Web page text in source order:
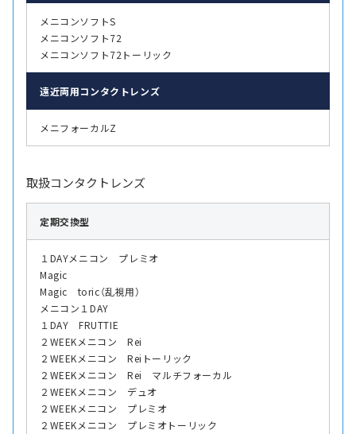
メニコンソフトS
メニコンソフト72
メニコンソフト72トーリック
遠近両用コンタクトレンズ
メニフォーカルZ
取扱コンタクトレンズ
定期交換型
１DAYメニコン プレミオ
Magic
Magic toric（乱視用）
メニコン１DAY
１DAY FRUTTIE
２WEEKメニコン Rei
２WEEKメニコン Reiトーリック
２WEEKメニコン Rei マルチフォーカル
２WEEKメニコン デュオ
２WEEKメニコン プレミオ
２WEEKメニコン プレミオトーリック